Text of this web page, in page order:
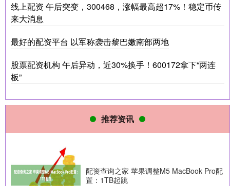
线上配资 午后突变，300468，涨幅最高超17%！稳定币传
来大消息
最好的配资平台 以军称袭击黎巴嫩南部两地
股票配资机构 午后异动，近30%换手！600172拿下“两连
板”
推荐资讯
配资查询之家 苹果调整M5 MacBook Pro配
置：1TB起跳